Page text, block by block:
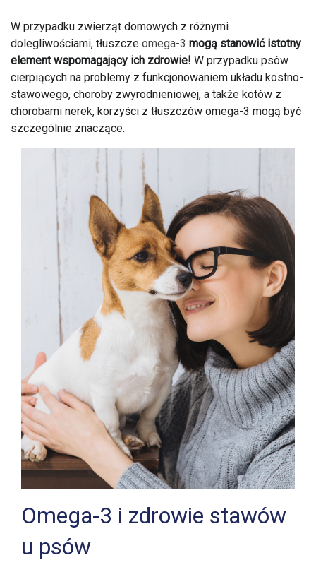
W przypadku zwierząt domowych z różnymi
dolegliwościami, tłuszcze omega-3 mogą stanowić istotny
element wspomagający ich zdrowie! W przypadku psów
cierpiących na problemy z funkcjonowaniem układu kostno-
stawowego, choroby zwyrodnieniowej, a także kotów z
chorobami nerek, korzyści z tłuszczów omega-3 mogą być
szczególnie znaczące.
Omega-3 i zdrowie stawów
u psów